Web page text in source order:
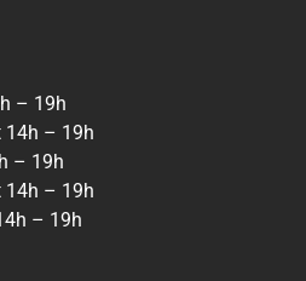
– 19h
14h – 19h
– 19h
14h – 19h
– 19h